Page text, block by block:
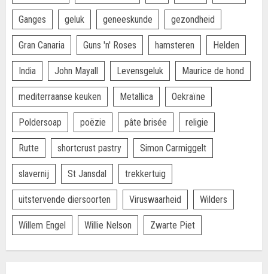
Ganges geluk geneeskunde gezondheid
Gran Canaria Guns 'n' Roses hamsteren Helden
India John Mayall Levensgeluk Maurice de hond
mediterraanse keuken Metallica Oekraïne
Poldersoap poëzie pâte brisée religie
Rutte shortcrust pastry Simon Carmiggelt
slavernij St Jansdal trekkertuig
uitstervende diersoorten Viruswaarheid Wilders
Willem Engel Willie Nelson Zwarte Piet